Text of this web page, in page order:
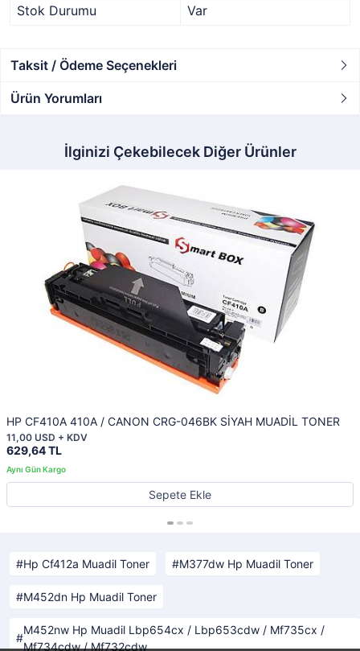
Stok Durumu
Var
Taksit / Ödeme Seçenekleri
Ürün Yorumları
İlginizi Çekebilecek Diğer Ürünler
HP CF410A 410A / CANON CRG-046BK SİYAH MUADİL TONER
629,64 TL
11,00 USD + KDV
Sepete Ekle
Hp Cf412a Muadil Toner M377dw Hp Muadil Toner
M452dn Hp Muadil Toner
M452nw Hp Muadil Lbp654cx / Lbp653cdw / Mf735cx /
Mf734cdw / Mf732cdw